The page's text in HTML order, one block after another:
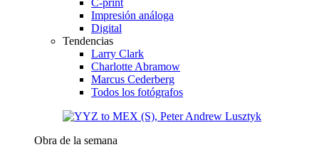
Impresión análoga
Digital
Tendencias
Larry Clark
Charlotte Abramow
Marcus Cederberg
Todos los fotógrafos
Obra de la semana